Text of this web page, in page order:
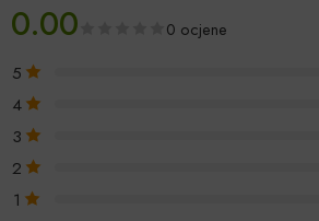
0.00 0 ocjene
5
4
3
2
1